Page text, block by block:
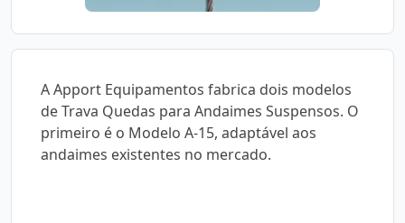
A Apport Equipamentos fabrica dois modelos
de Trava Quedas para Andaimes Suspensos. O
primeiro é o Modelo A-15, adaptável aos
andaimes existentes no mercado.